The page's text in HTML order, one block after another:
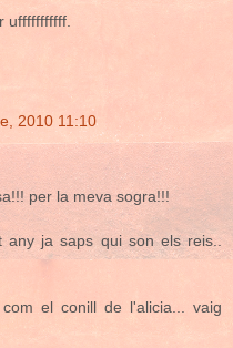
ufffffffffff.
2010 11:10
per la meva sogra!!!
ja saps qui son els reis..
el conill de l'alicia... vaig